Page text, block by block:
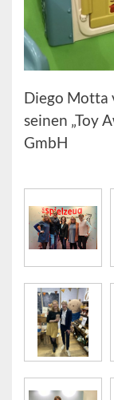
Diego Motta
seinen „Toy
GmbH